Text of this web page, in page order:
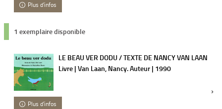
Plus d'infos
1 exemplaire disponible
LE BEAU VER DODU / TEXTE DE NANCY VAN LAAN
Livre | Van Laan, Nancy. Auteur | 1990
Plus d'infos